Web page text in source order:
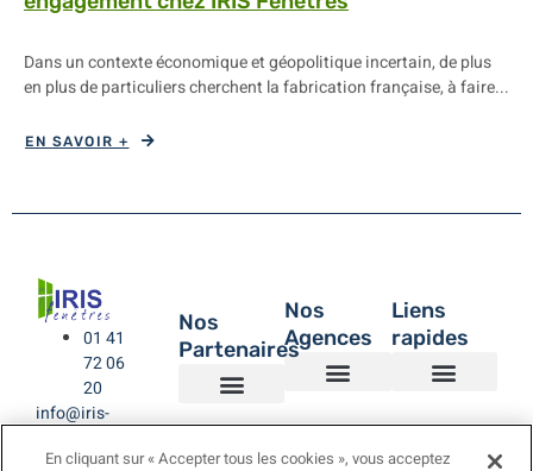
Dans un contexte économique et géopolitique incertain, de plus
en plus de particuliers cherchent la fabrication française, à faire...
EN SAVOIR +
01 41
72 06
20
info@iris-
Nos
Partenaires
Nos
Agences
Liens
rapides
En cliquant sur « Accepter tous les cookies », vous acceptez